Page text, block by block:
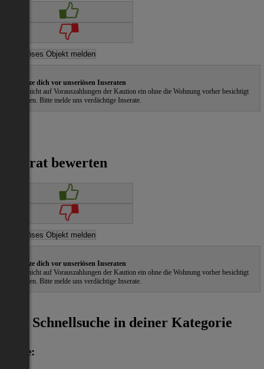
Schütze dich vor unseriösen Inseraten
Gehe nicht auf Vorauszahlungen der Kaution ein ohne die Wohnung vorher besichtigt
zu haben. Bitte melde uns verdächtige Inserate.
Inserat bewerten
Schütze dich vor unseriösen Inseraten
Gehe nicht auf Vorauszahlungen der Kaution ein ohne die Wohnung vorher besichtigt
zu haben. Bitte melde uns verdächtige Inserate.
Schnellsuche in deiner Kategorie
Miete: